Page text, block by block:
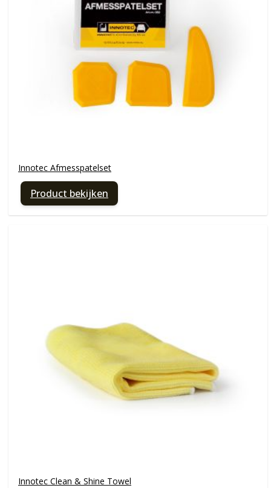
Innotec Afmesspatelset
Product bekijken
Innotec Clean & Shine Towel